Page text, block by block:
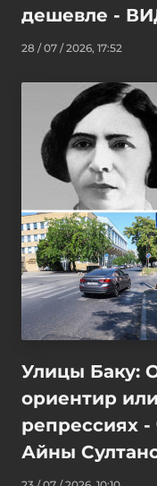
дешевле -
28 / 07 / 2026, 17:52
Улицы Баку:
ориентир
репрессиях -
Айны